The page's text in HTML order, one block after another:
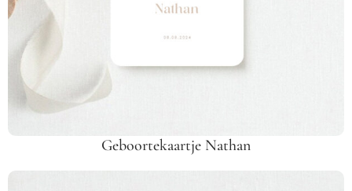
Geboortekaartje Nathan